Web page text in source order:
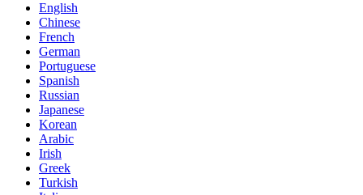
English
Chinese
French
German
Portuguese
Spanish
Russian
Japanese
Korean
Arabic
Irish
Greek
Turkish